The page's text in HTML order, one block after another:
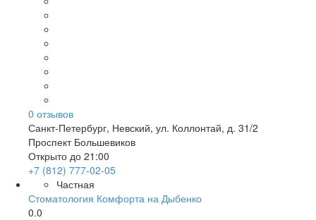
0 отзывов
Санкт-Петербург, Невский, ул. Коллонтай, д. 31/2
Проспект Большевиков
Открыто до 21:00
+7 (812) 777-02-05
Частная
Стоматология Комфорта на Дыбенко
0.0